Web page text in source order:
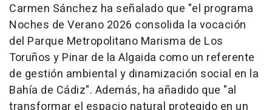
Carmen Sánchez ha señalado que "el programa
Noches de Verano 2026 consolida la vocación
del Parque Metropolitano Marisma de Los
Toruños y Pinar de la Algaida como un referente
de gestión ambiental y dinamización social en la
Bahía de Cádiz". Además, ha añadido que "al